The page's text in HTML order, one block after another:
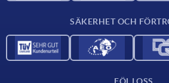
SÄKERHET OCH